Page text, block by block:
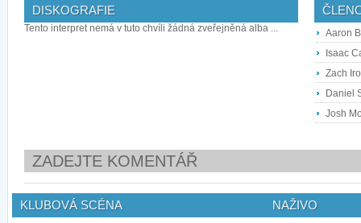
DISKOGRAFIE
Tento interpret nemá v tuto chvíli žádná zveřejněná alba ...
Aaron
Isaac
Zach
Daniel
Josh
ZADEJTE KOMENTÁŘ
KLUBOVÁ SCÉNA NAŽIVO